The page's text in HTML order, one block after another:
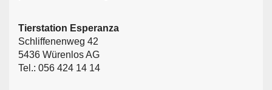
Tierstation Esperanza
Schliffenenweg 42
5436 Würenlos AG
Tel.: 056 424 14 14